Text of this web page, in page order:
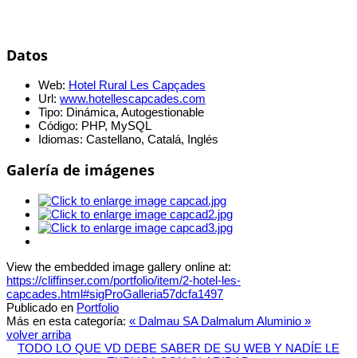
Datos
Web: Hotel Rural Les Capçades
Url: www.hotellescapcades.com
Tipo: Dinámica, Autogestionable
Código: PHP, MySQL
Idiomas: Castellano, Catalá, Inglés
Galería de imágenes
View the embedded image gallery online at:
https://cliffinser.com/portfolio/item/2-hotel-les-
capcades.html#sigProGalleria57dcfa1497
Publicado en Portfolio
Más en esta categoría: « Dalmau SA Dalmalum Aluminio »
volver arriba
TODO LO QUE VD DEBE SABER DE SU WEB Y NADÍE LE